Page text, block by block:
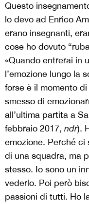
Questo
lo devo ad Enrico
erano insegnanti,
cose ho dovuto
«Quando entrerai in
l’emozione lungo la
forse è il momento
smesso di
all’ultima partita a
febbraio 2017, ndr).
emozione. Perché ci
di una squadra, ma
stesso. Io sono un
vederlo. Poi però
passioni di tutti. Ho